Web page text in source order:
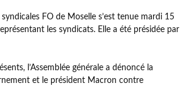
FO de Moselle s’est tenue mardi 15
les syndicats. Elle a été présidée par
l’Assemblée générale a dénoncé la
et le président Macron contre